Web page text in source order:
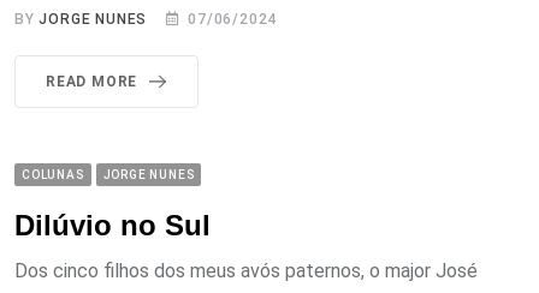
BYJORGE NUNES 07/06/2024
READ MORE
COLUNAS JORGE NUNES
Dilúvio no Sul
Dos cinco filhos dos meus avós paternos, o major José